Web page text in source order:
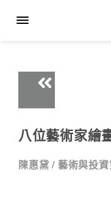
八位藝術家繪
陳惠黛 / 藝術與投